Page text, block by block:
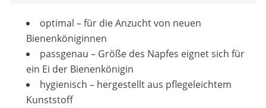
optimal – für die Anzucht von neuen
Bienenköniginnen
passgenau – Größe des Napfes eignet sich für
ein Ei der Bienenkönigin
hygienisch – hergestellt aus pflegeleichtem
Kunststoff